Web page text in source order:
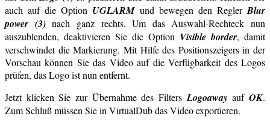
auch auf die Option UGLARMund bewegen den ReglerBlur
power (3)nach ganz rechts. Um das Auswahl-Rechteck nun
auszublenden, deaktivieren Sie die Option Visible border, damit
verschwindet die Markierung. Mit Hilfe des Positionszeigers in der
Vorschau können Sie das Video auf die Verfügbarkeit des Logos
prüfen, das Logo ist nun entfernt.
Jetzt klicken Sie zur Übernahme des Filters LogoawayaufOK.
Zum Schluß müssen Sie in VirtualDub das Video exportieren.